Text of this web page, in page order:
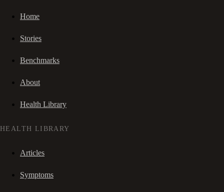
Home
Stories
Benchmarks
About
Health Library
HEALTH LIBRARY
Articles
Symptoms